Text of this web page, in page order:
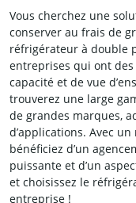
Vous cherchez une
conserver au frais de
réfrigérateur à double
entreprises qui ont des
capacité et de vue
trouverez une large
de grandes marques,
d’applications. Avec
bénéficiez d’un
puissante et d’un
et choisissez le
entreprise !